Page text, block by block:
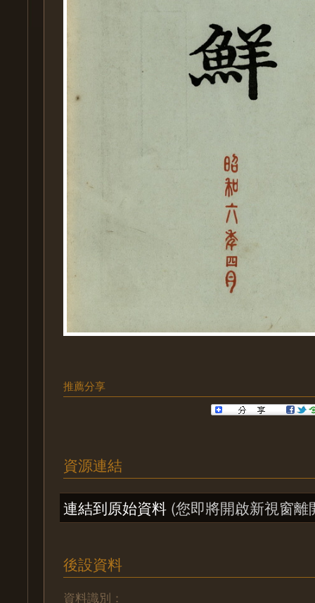
推薦分享
資源連結
連結到原始資料 (您即將開啟新視窗離
後設資料
資料識別：